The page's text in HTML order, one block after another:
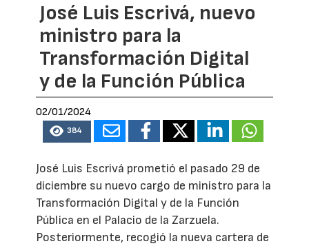
José Luis Escrivá, nuevo
ministro para la
Transformación Digital
y de la Función Pública
02/01/2024
384
José Luis Escrivá prometió el pasado 29 de
diciembre su nuevo cargo de ministro para la
Transformación Digital y de la Función
Pública en el Palacio de la Zarzuela.
Posteriormente, recogió la nueva cartera de